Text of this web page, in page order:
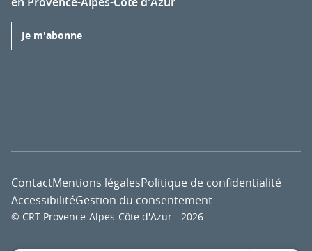
Je m'abonne
© CRT Provence-Alpes-Côte d'Azur - 2026
ContactMentions légalesPolitique de confidentialité
AccessibilitéGestion du consentement